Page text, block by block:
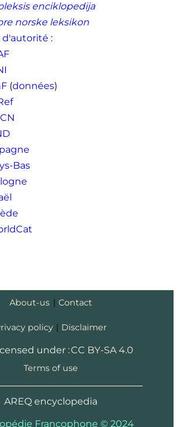
enciklopedija
norske leksikon
d'autorité :
(données)
Bas
About-us | Contact
policy | Disclaimer
under :CC BY-SA 4.0
Terms of use
AREQ encyclopedia
Francophone © 2024